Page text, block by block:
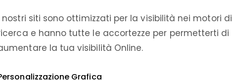
nostri siti sono ottimizzati per la visibilità nei motori di
e hanno tutte le accortezze per permetterti di
la tua visibilità Online.
Grafica